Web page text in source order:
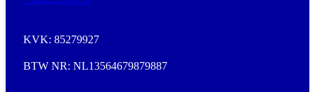
KVK: 85279927
BTW NR: NL13564679879887